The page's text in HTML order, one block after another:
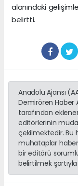
alanındaki
belirtti.
Anadolu Ajansı
Demirören Haber
tarafından
editörlerinin
çekilmektedir. Bu
muhataplar
bir editörü
belirtilmek